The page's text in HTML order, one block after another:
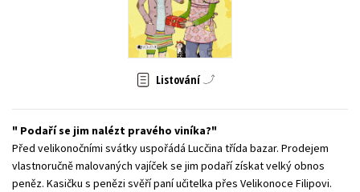
Zahraniční literatura
Všechny tituly
Listování
Podaří se jim nalézt pravého viníka?
Před velikonočními svátky uspořádá Lucčina třída bazar. Prodejem
vlastnoručně malovaných vajíček se jim podaří získat velký obnos
peněz. Kasičku s penězi svěří paní učitelka přes Velikonoce Filipovi.